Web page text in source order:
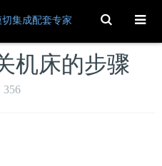
切集成配套专家 Toggle
Search
机床的步骤
356